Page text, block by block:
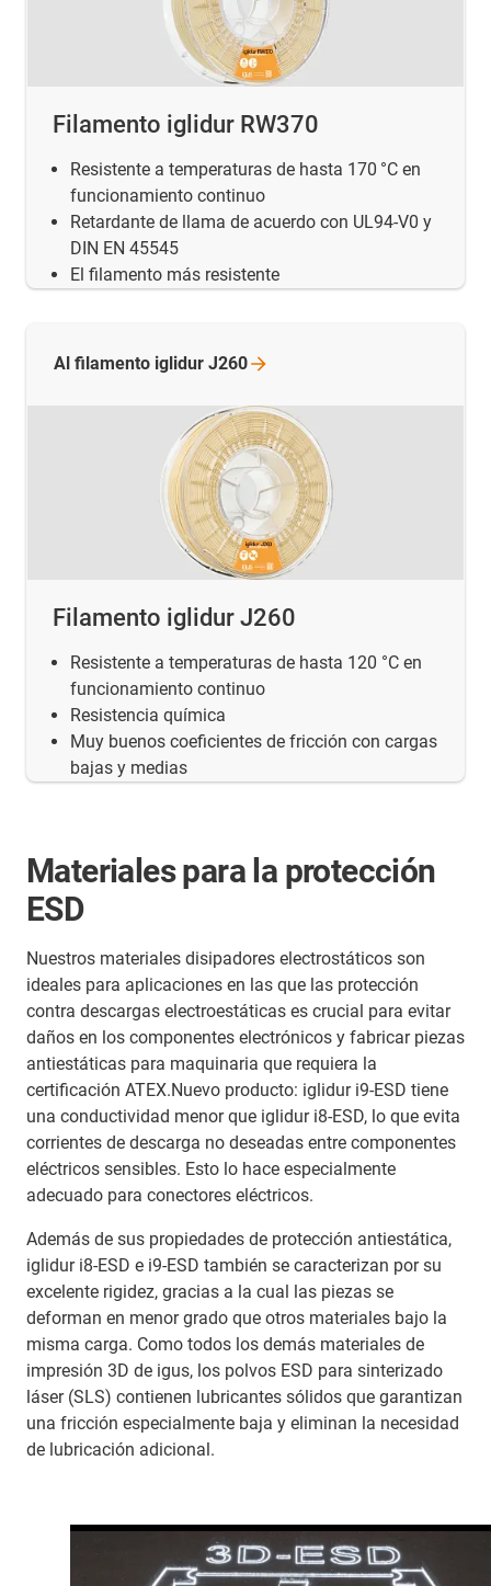
Filamento iglidur RW370
Resistente a temperaturas de hasta 170 °C en
funcionamiento continuo
Retardante de llama de acuerdo con UL94-V0 y
DIN EN 45545
El filamento más resistente
Filamento iglidur J260
Resistente a temperaturas de hasta 120 °C en
funcionamiento continuo
Resistencia química
Muy buenos coeficientes de fricción con cargas
bajas y medias
Al filamento iglidur J260
Materiales para la protección
ESD
Nuestros materiales disipadores electrostáticos son
ideales para aplicaciones en las que las protección
contra descargas electroestáticas es crucial para evitar
daños en los componentes electrónicos y fabricar piezas
antiestáticas para maquinaria que requiera la
certificación ATEX.Nuevo producto: iglidur i9-ESD tiene
una conductividad menor que iglidur i8-ESD, lo que evita
corrientes de descarga no deseadas entre componentes
eléctricos sensibles. Esto lo hace especialmente
adecuado para conectores eléctricos.
Además de sus propiedades de protección antiestática,
iglidur i8-ESD e i9-ESD también se caracterizan por su
excelente rigidez, gracias a la cual las piezas se
deforman en menor grado que otros materiales bajo la
misma carga. Como todos los demás materiales de
impresión 3D de igus, los polvos ESD para sinterizado
láser (SLS) contienen lubricantes sólidos que garantizan
una fricción especialmente baja y eliminan la necesidad
de lubricación adicional.